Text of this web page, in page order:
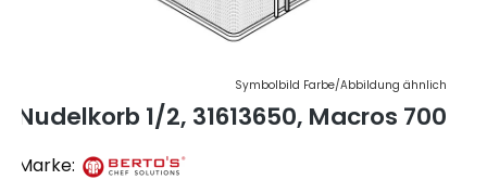
Symbolbild Farbe/Abbildung ähnlich
Nudelkorb 1/2, 31613650, Macros 700
Marke: